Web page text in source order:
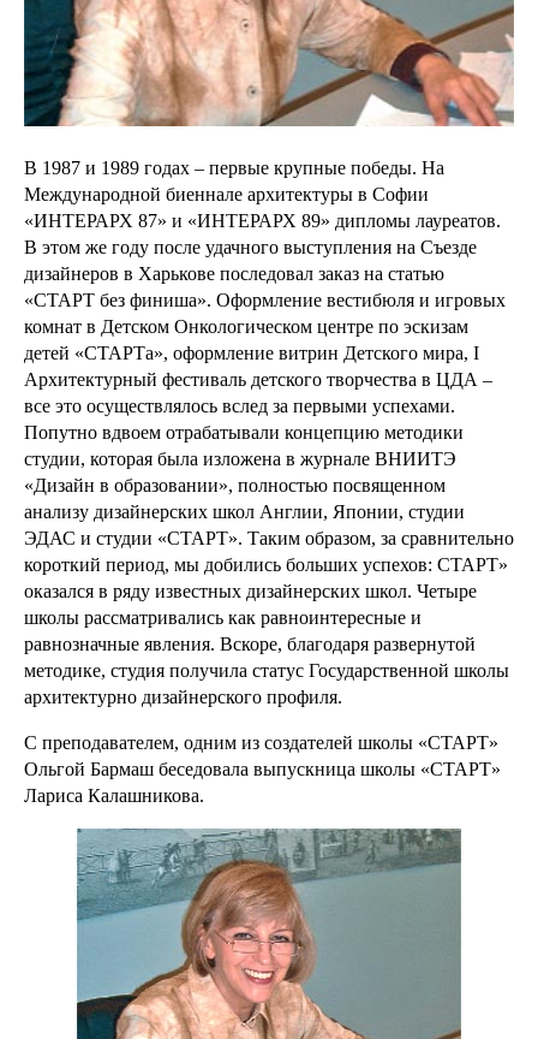
В 1987 и 1989 годах – первые крупные победы. На
Международной биеннале архитектуры в Софии
«ИНТЕРАРХ 87» и «ИНТЕРАРХ 89» дипломы лауреатов.
В этом же году после удачного выступления на Съезде
дизайнеров в Харькове последовал заказ на статью
«СТАРТ без финиша». Оформление вестибюля и игровых
комнат в Детском Онкологическом центре по эскизам
детей «СТАРТа», оформление витрин Детского мира, I
Архитектурный фестиваль детского творчества в ЦДА –
все это осуществлялось вслед за первыми успехами.
Попутно вдвоем отрабатывали концепцию методики
студии, которая была изложена в журнале ВНИИТЭ
«Дизайн в образовании», полностью посвященном
анализу дизайнерских школ Англии, Японии, студии
ЭДАС и студии «СТАРТ». Таким образом, за сравнительно
короткий период, мы добились больших успехов: СТАРТ»
оказался в ряду известных дизайнерских школ. Четыре
школы рассматривались как равноинтересные и
равнозначные явления. Вскоре, благодаря развернутой
методике, студия получила статус Государственной школы
архитектурно дизайнерского профиля.
С преподавателем, одним из создателей школы «СТАРТ»
Ольгой Бармаш беседовала выпускница школы «СТАРТ»
Лариса Калашникова.